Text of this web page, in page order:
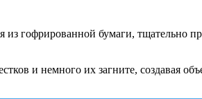
из гофрированной бумаги,
и немного их загните, создавая